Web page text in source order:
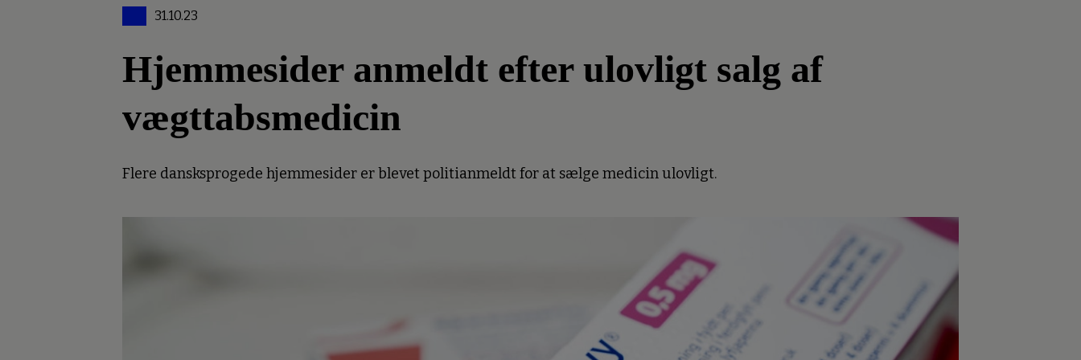
31.10.23
Hjemmesider anmeldt efter ulovligt salg af
vægttabsmedicin
Flere dansksprogede hjemmesider er blevet politianmeldt for at sælge medicin ulovligt.